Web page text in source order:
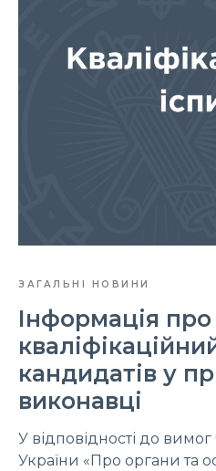
ЗАГАЛЬНІ НОВИНИ
Інформація про
кандидатів у
виконавці
У відповідності до вимог
України «Про органи та